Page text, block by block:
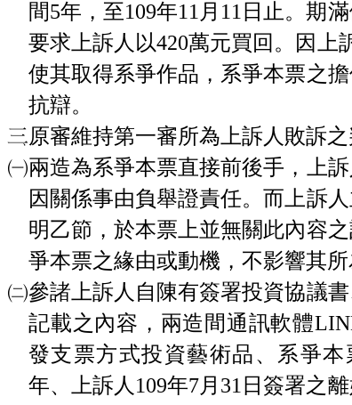
間5年，至109年11月11日止。期
要求上訴人以420萬元買回。因上
使其取得系爭作品，系爭本票之
抗辯。
原審維持第一審所為上訴人敗訴之
㈠兩造為系爭本票直接前後手，上
因關係事由負舉證責任。而上訴
明乙節，於本票上並無關此內容
爭本票之緣由或動機，不影響其所
㈡參諸上訴人自陳有簽署投資協議
記載之內容，兩造間通訊軟體
發支票方式投資藝術品、系爭
年、上訴人109年7月31日簽署之